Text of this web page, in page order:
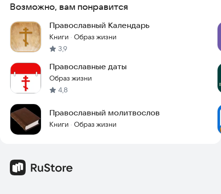
Возможно, вам понравится
Православный Kалендарь
Книги · Образ жизни
3,9
Православные даты
Образ жизни
4,8
Православный молитвослов
Книги · Образ жизни